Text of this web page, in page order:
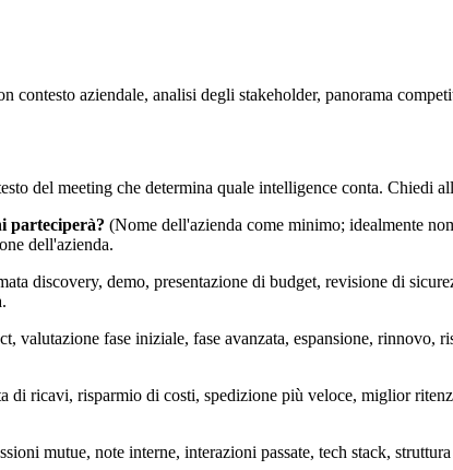
contesto aziendale, analisi degli stakeholder, panorama
del meeting che determina quale intelligence conta. Chiedi
parteciperà? (Nome dell'azienda come minimo; idealmente
dell'azienda.
discovery, demo, presentazione di budget, revisione di
valutazione fase iniziale, fase avanzata, espansione,
di ricavi, risparmio di costi, spedizione più veloce, miglior
mutue, note interne, interazioni passate, tech stack,